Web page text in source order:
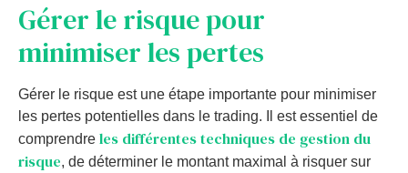
Gérer le risque pour
minimiser les pertes
Gérer le risque est une étape importante pour minimiser
les pertes potentielles dans le trading. Il est essentiel de
comprendre les différentes techniques de gestion du
risque, de déterminer le montant maximal à risquer sur